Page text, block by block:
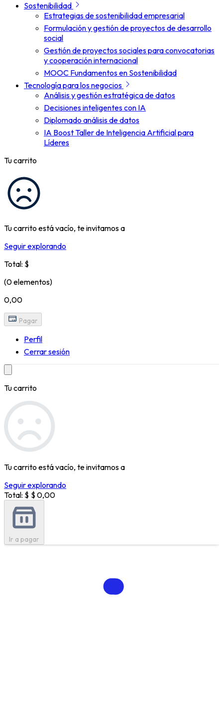
Sostenibilidad
Estrategias de sostenibilidad empresarial
Formulación y gestión de proyectos de desarrollo
social
Gestión de proyectos sociales para convocatorias
y cooperación internacional
MOOC Fundamentos en Sostenibilidad
Tecnología para los negocios
Análisis y gestión estratégica de datos
Decisiones inteligentes con IA
Diplomado análisis de datos
IA Boost Taller de Inteligencia Artificial para
Líderes
Tu carrito
Tu carrito está vacío, te invitamos a
Seguir explorando
Total: $
(0 elementos)
0,00
Pagar
Perfil
Cerrar sesión
Tu carrito
Tu carrito está vacío, te invitamos a
Seguir explorando
Total: $ $ 0,00
Ir a pagar